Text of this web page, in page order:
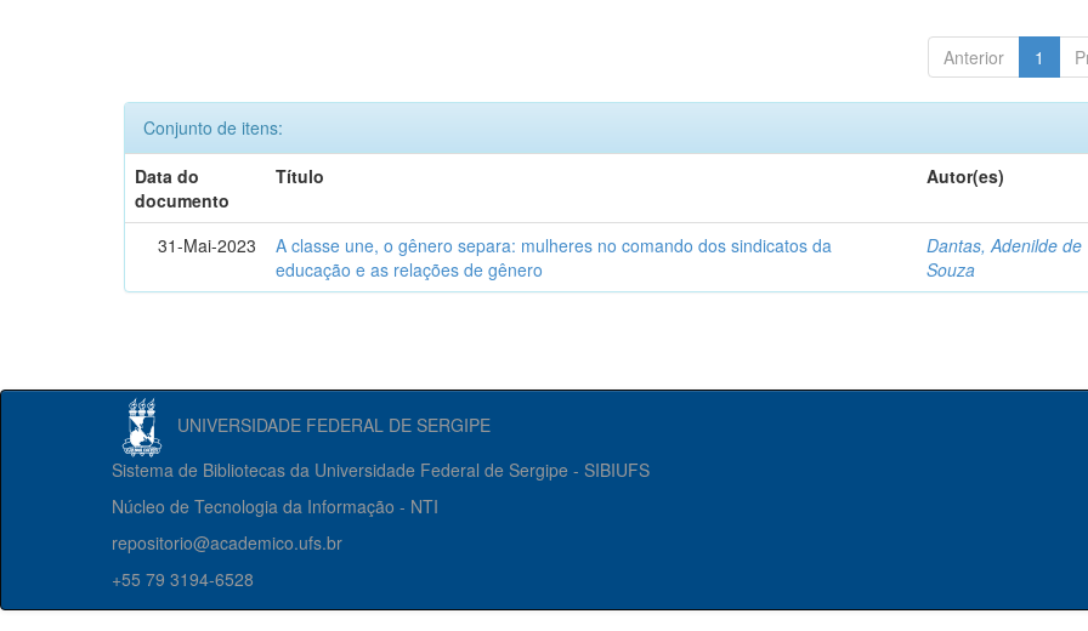
Anterior 1
Conjunto de itens:
Data do
documento
Título Autor(es)
31-Mai-2023
A classe une, o gênero separa: mulheres no comando dos sindicatos da
educação e as relações de gênero
Dantas, Adenilde de
Souza
UNIVERSIDADE FEDERAL DE SERGIPE
Sistema de Bibliotecas da Universidade Federal de Sergipe - SIBIUFS
Núcleo de Tecnologia da Informação - NTI
repositorio@academico.ufs.br
+55 79 3194-6528